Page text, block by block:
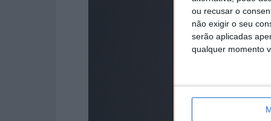
ou recusar o
não exigir o seu
serão aplicadas
qualquer momento